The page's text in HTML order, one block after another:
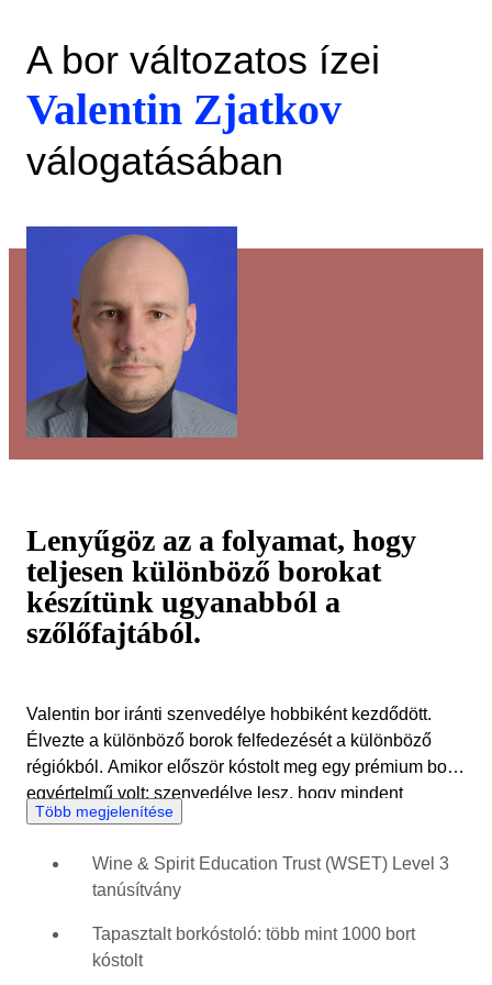
A bor változatos ízei
Valentin Zjatkov
válogatásában
Lenyűgöz az a folyamat, hogy
teljesen különböző borokat
készítünk ugyanabból a
szőlőfajtából.
Valentin bor iránti szenvedélye hobbiként kezdődött.
Élvezte a különböző borok felfedezését a különböző
régiókból. Amikor először kóstolt meg egy prémium bort,
egyértelmű volt: szenvedélye lesz, hogy mindent
megértsen a borkészítésről és a borvidékről. Valentin
Egyetemen, de már elindult a bor felé vezető úton. A
diploma megszerzése után szakmai karrierjét regionális
éttermekben kezdte, borokat szerzett be és
borkereskedők széles hálózatát építette ki Európa-
Több megjelenítése
Wine & Spirit Education Trust (WSET) Level 3
tanúsítvány
Tapasztalt borkóstoló: több mint 1000 bort
kóstolt